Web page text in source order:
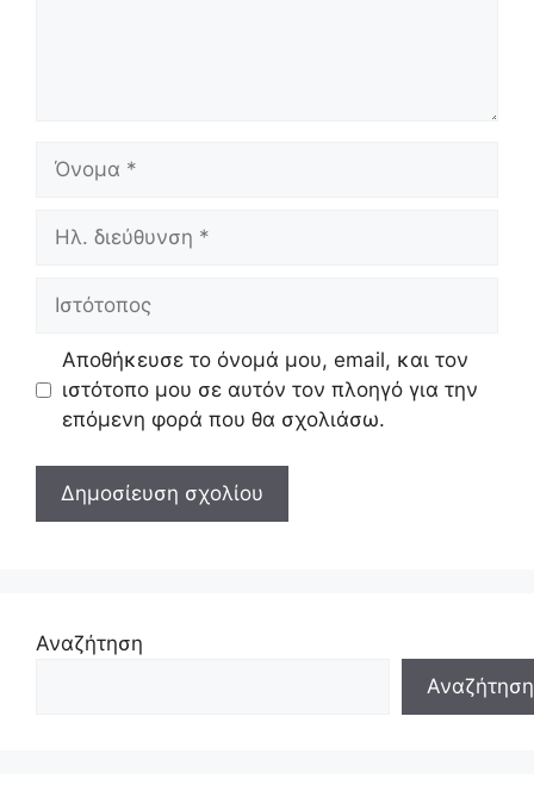
Όνομα
Ηλ.
Ιστότοπος
Αποθήκευσε το όνομά μου, email, και τον
ιστότοπο μου σε αυτόν τον πλοηγό για την
επόμενη φορά που θα σχολιάσω.
Αναζήτηση
Αναζήτηση